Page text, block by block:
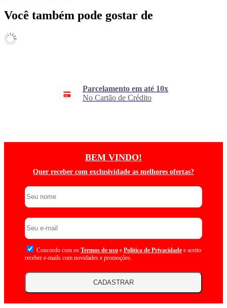
Você também pode gostar de
Parcelamento em até 10x
No Cartão de Crédito
BEM VINDO!
Quer receber com exclusividade as melhores ofertas?
Concordo com os Termos de uso e Politica de Privacidade e aceito
receber e-mails com novidades e promoções.
CADASTRAR